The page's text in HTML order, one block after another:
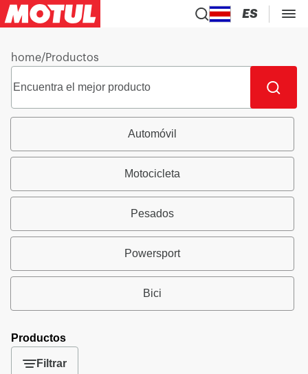
ES
home/Productos
Automóvil
Motocicleta
Pesados
Powersport
Bici
Productos
Filtrar